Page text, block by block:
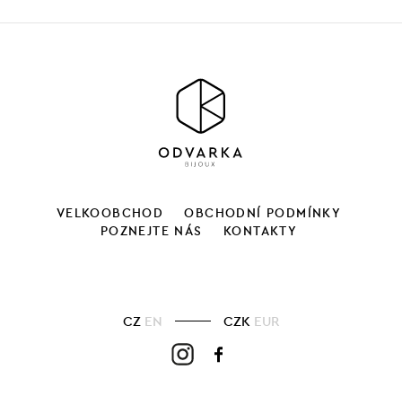
VELKOOBCHOD
OBCHODNÍ PODMÍNKY
POZNEJTE NÁS
KONTAKTY
CZ EN CZK EUR